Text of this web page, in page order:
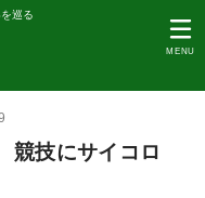
巡る
MENU
技にサイコロ